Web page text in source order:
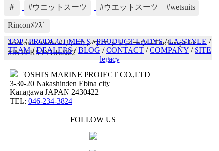
＃ #ウエットスーツ #ウエットスーツ #wetsuits
Rinconﾒﾝｽﾞ
#rinconwetsuits #リンコンウエットスーツ #Tracker-jacket
#INTERSTYLE2022
TOP/PRODUCT MENS/PRODUCT LADYS/LA-STYLE /
TEAM/DEALERS/BLOG /CONTACT /COMPANY / SITE
legacy
TOSHI'S MARINE PROJECT CO.,LTD
3-30-20 Nakashinden Ebina city
Kanagawa JAPAN 2430422
TEL: 046-234-3824
FOLLOW US